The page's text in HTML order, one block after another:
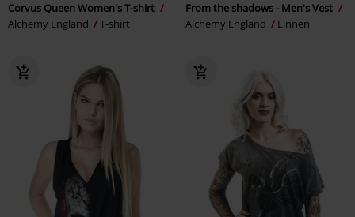
Corvus Queen Women's T-shirt
Alchemy England
T-shirt
From the shadows - Men's Vest
Alchemy England
Linnen